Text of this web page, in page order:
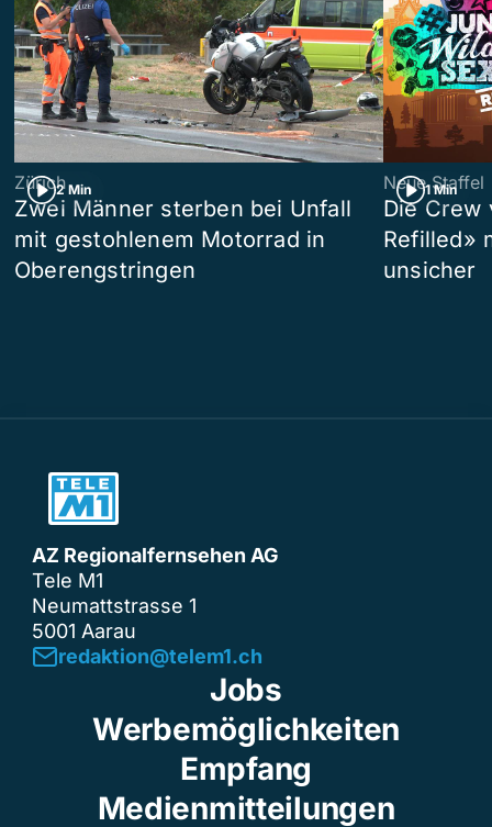
2 Min
Zürich
Zwei Männer sterben bei Unfall
mit gestohlenem Motorrad in
Oberengstringen
1 Min
Neue Staffel
Die Crew
Refilled»
unsicher
AZ Regionalfernsehen AG
Tele M1
Neumattstrasse 1
5001 Aarau
redaktion@telem1.ch
Jobs
Werbemöglichkeiten
Empfang
Medienmitteilungen